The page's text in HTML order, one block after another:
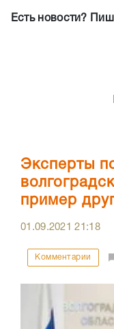
Есть новости?
Эксперты
пример
01.09.202121:18
Комментарии